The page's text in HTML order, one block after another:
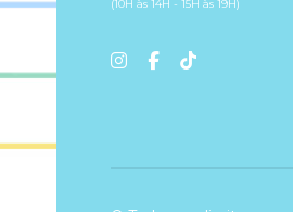
(10H às 14H - 15H às 19H)